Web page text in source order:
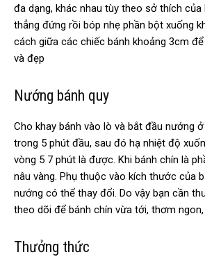
đa dạng, khác nhau tùy theo sở thích của
thẳng đứng rồi bóp nhẹ phần bột xuống
cách giữa các chiếc bánh khoảng 3cm
và đẹp
Nướng bánh quy
Cho khay bánh vào lò và bắt đầu nướng
trong 5 phút đầu, sau đó hạ nhiệt độ
vòng 5 7 phút là được. Khi bánh chín là
nâu vàng. Phụ thuộc vào kích thước của
nướng có thể thay đổi. Do vậy bạn cần
theo dõi để bánh chín vừa tới, thơm ngon,
Thưởng thức